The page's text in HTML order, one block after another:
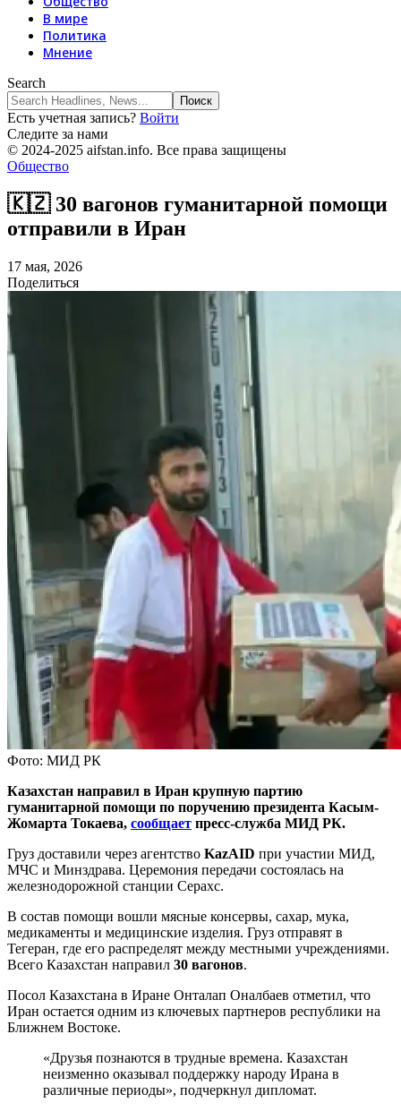
В мире
Политика
Мнение
Search
Есть учетная запись? Войти
Следите за нами
© 2024-2025 aifstan.info. Все права защищены
Общество
🇰🇿 30 вагонов гуманитарной помощи
отправили в Иран
17 мая, 2026
Поделиться
Фото: МИД РК
Казахстан направил в Иран крупную партию
гуманитарной помощи по поручению президента Касым-
Жомарта Токаева, сообщает пресс-служба МИД РК.
Груз доставили через агентство KazAID при участии МИД,
МЧС и Минздрава. Церемония передачи состоялась на
железнодорожной станции Серахс.
В состав помощи вошли мясные консервы, сахар, мука,
медикаменты и медицинские изделия. Груз отправят в
Тегеран, где его распределят между местными учреждениями.
Всего Казахстан направил 30 вагонов.
Посол Казахстана в Иране Онталап Оналбаев отметил, что
Иран остается одним из ключевых партнеров республики на
Ближнем Востоке.
«Друзья познаются в трудные времена. Казахстан
неизменно оказывал поддержку народу Ирана в
различные периоды», подчеркнул дипломат.